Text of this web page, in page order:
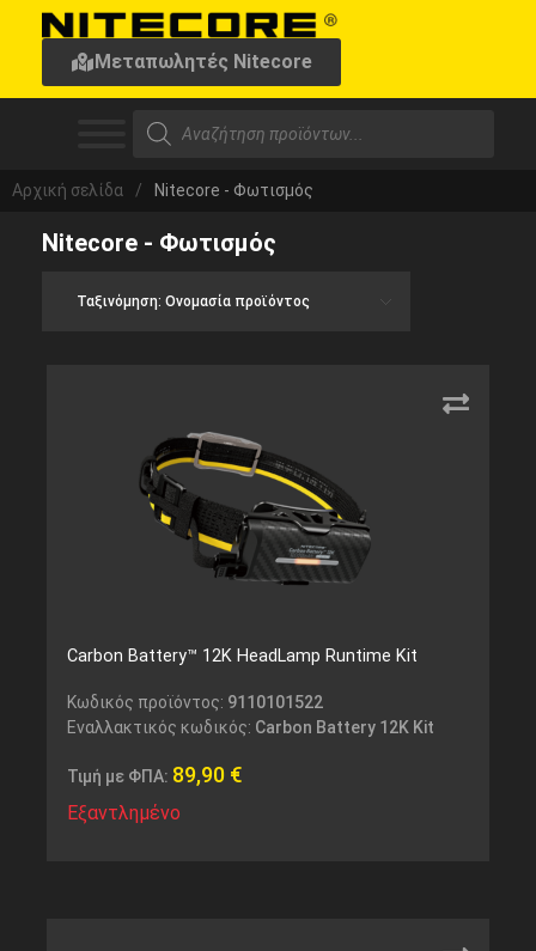
Μεταπωλητές Nitecore
Αρχική σελίδα / Nitecore - Φωτισμός
Nitecore - Φωτισμός
Carbon Battery™ 12K HeadLamp Runtime Kit
Κωδικός προϊόντος: 9110101522
Εναλλακτικός κωδικός: Carbon Battery 12K Kit
Τιμή με ΦΠΑ: 89,90 €
Εξαντλημένο